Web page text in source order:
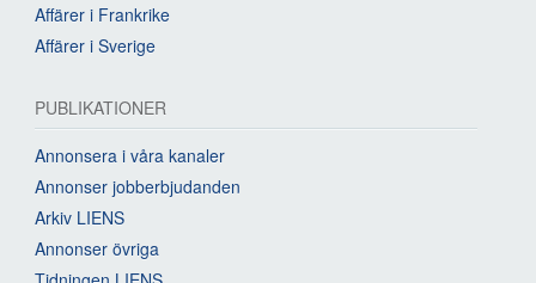
Affärer i Frankrike
Affärer i Sverige
PUBLIKATIONER
Annonsera i våra kanaler
Annonser jobberbjudanden
Arkiv LIENS
Annonser övriga